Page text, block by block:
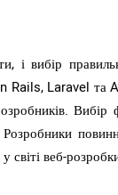
і вибір
Laravel та
Розробники
світі веб-